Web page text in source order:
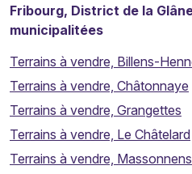
Fribourg, District de la
municipalitées
Terrains à vendre, Billens-
Terrains à vendre, Châtonnaye
Terrains à vendre, Grangettes
Terrains à vendre, Le Châtelard
Terrains à vendre, Massonnens